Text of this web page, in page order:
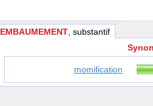
EMBAUMEMENT , substantif
momification